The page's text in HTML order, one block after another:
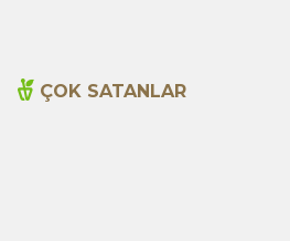
ÇOK SATANLAR